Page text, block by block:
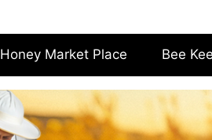
Honey Market Place Bee